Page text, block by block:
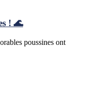
! 🌊
poussines ont